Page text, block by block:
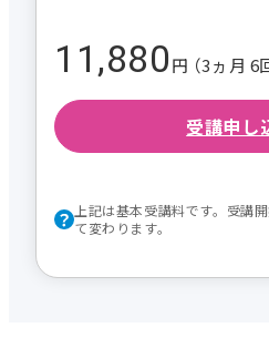
11,880円 （3ヵ月 6
受講申し
上記は基本受講料です。受講
て変わります。